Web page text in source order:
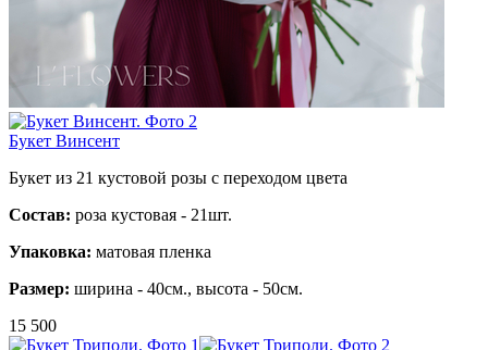
Букет Винсент
Букет из 21 кустовой розы с переходом цвета
Состав: роза кустовая - 21шт.
Упаковка: матовая пленка
Размер: ширина - 40см., высота - 50см.
15 500